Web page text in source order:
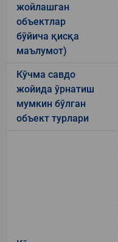
жойлашган
объектлар
бўйича қисқа
маълумот)
Кўчма савдо
жойида ўрнатиш
мумкин бўлган
объект турлари